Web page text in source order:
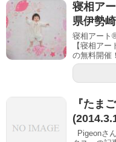
寝相ア
県伊勢
寝相アート
【寝相ア
の無料開催
『たま
Pigeonさ